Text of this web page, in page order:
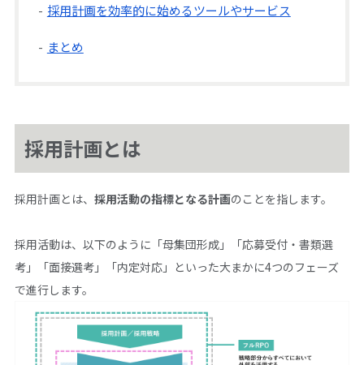
採用計画を効率的に始めるツールやサービス
まとめ
採用計画とは
採用計画とは、 採用活動の指標となる計画のことを指します。
採用活動は、以下のように「母集団形成」「応募受付・書類選
考」「面接選考」「内定対応」といった大まかに4つのフェーズ
で進行します。